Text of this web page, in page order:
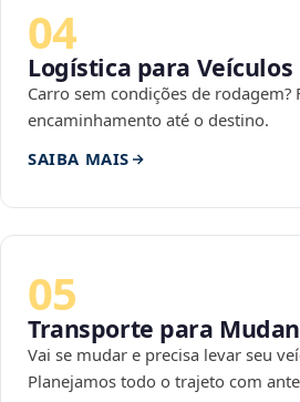
04
Logística para Veículos
Carro sem condições de rodagem?
encaminhamento até o destino.
SAIBA MAIS
05
Transporte para
Vai se mudar e precisa levar seu
Planejamos todo o trajeto com